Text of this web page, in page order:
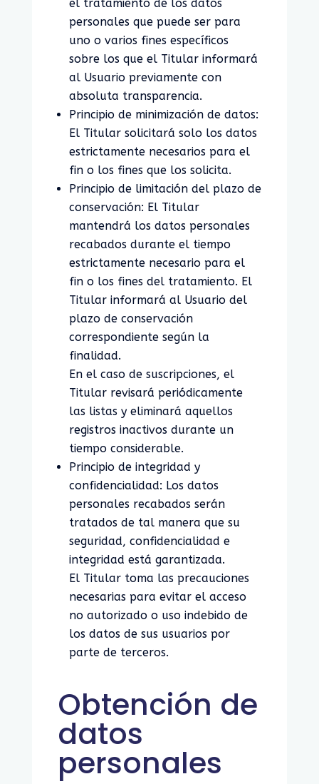
el tratamiento de los datos
personales que puede ser para
uno o varios fines específicos
sobre los que el Titular informará
al Usuario previamente con
absoluta transparencia.
Principio de minimización de datos:
El Titular solicitará solo los datos
estrictamente necesarios para el
fin o los fines que los solicita.
Principio de limitación del plazo de
conservación: El Titular
mantendrá los datos personales
recabados durante el tiempo
estrictamente necesario para el
fin o los fines del tratamiento. El
Titular informará al Usuario del
plazo de conservación
correspondiente según la
finalidad.
En el caso de suscripciones, el
Titular revisará periódicamente
las listas y eliminará aquellos
registros inactivos durante un
tiempo considerable.
Principio de integridad y
confidencialidad: Los datos
personales recabados serán
tratados de tal manera que su
seguridad, confidencialidad e
integridad está garantizada.
El Titular toma las precauciones
necesarias para evitar el acceso
no autorizado o uso indebido de
los datos de sus usuarios por
parte de terceros.
Obtención de
datos
personales